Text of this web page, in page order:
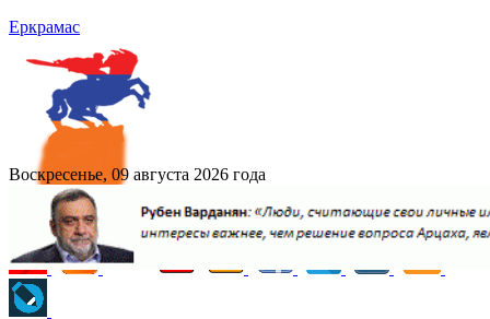
Еркрамас
Воскресенье, 09 августа 2026 года